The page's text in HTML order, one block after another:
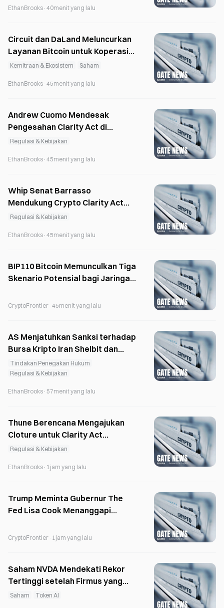
EthanBrooks · 40menit yang lalu
Circuit dan DaLand Meluncurkan
Layanan Bitcoin untuk Koperasi
Kredit
Kemitraan & Ekosistem Saham
EthanBrooks · 45menit yang lalu
Andrew Cuomo Mendesak
Pengesahan Clarity Act di
Tengah Sengketa Etika
Regulasi & Kebijakan
EthanBrooks · 45menit yang lalu
Whip Senat Barrasso
Mendukung Crypto Clarity Act
saat Jadwal Pemungutan Suara
Regulasi & Kebijakan
EthanBrooks · 45menit yang lalu
BIP110 Bitcoin Memunculkan Tiga
Skenario Potensial bagi Jaringan
CryptoFrontier · 45menit yang lalu
AS Menjatuhkan Sanksi terhadap
Bursa Kripto Iran Shelbit dan
Aban Tether
Tindakan Penegakan Hukum
Regulasi & Kebijakan
EthanBrooks · 57menit yang lalu
Thune Berencana Mengajukan
Cloture untuk Clarity Act
Sebelum Reses Agustus
Regulasi & Kebijakan
EthanBrooks · 1jam yang lalu
Trump Meminta Gubernur The
Fed Lisa Cook Menanggapi
CryptoFrontier · 1jam yang lalu
Saham NVDA Mendekati Rekor
Tertinggi setelah Firmus yang
Didukung Nvidia Menghimpun
Saham Token AI